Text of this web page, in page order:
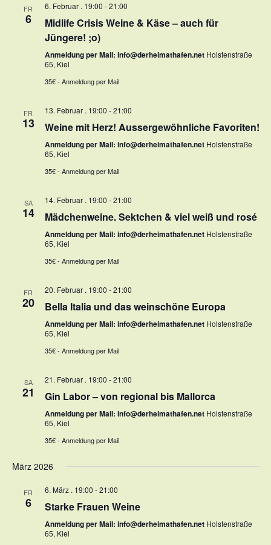
FR
6
6. Februar . 19:00 -21:00
Midlife Crisis Weine & Käse – auch für
Jüngere! ;o)
Anmeldung per Mail: info@derheimathafen.net Holstenstraße
65, Kiel
35€ - Anmeldung per Mail
FR
13
13. Februar . 19:00 -21:00
Weine mit Herz! Aussergewöhnliche Favoriten!
Anmeldung per Mail: info@derheimathafen.net Holstenstraße
65, Kiel
35€ - Anmeldung per Mail
SA
14
14. Februar . 19:00 -21:00
Mädchenweine. Sektchen & viel weiß und rosé
Anmeldung per Mail: info@derheimathafen.net Holstenstraße
65, Kiel
35€ - Anmeldung per Mail
FR
20
20. Februar . 19:00 -21:00
Bella Italia und das weinschöne Europa
Anmeldung per Mail: info@derheimathafen.net Holstenstraße
65, Kiel
35€ - Anmeldung per Mail
SA
21
21. Februar . 19:00 -21:00
Gin Labor – von regional bis Mallorca
Anmeldung per Mail: info@derheimathafen.net Holstenstraße
65, Kiel
35€ - Anmeldung per Mail
März 2026
FR
6
6. März . 19:00 -21:00
Starke Frauen Weine
Anmeldung per Mail: info@derheimathafen.net Holstenstraße
65, Kiel